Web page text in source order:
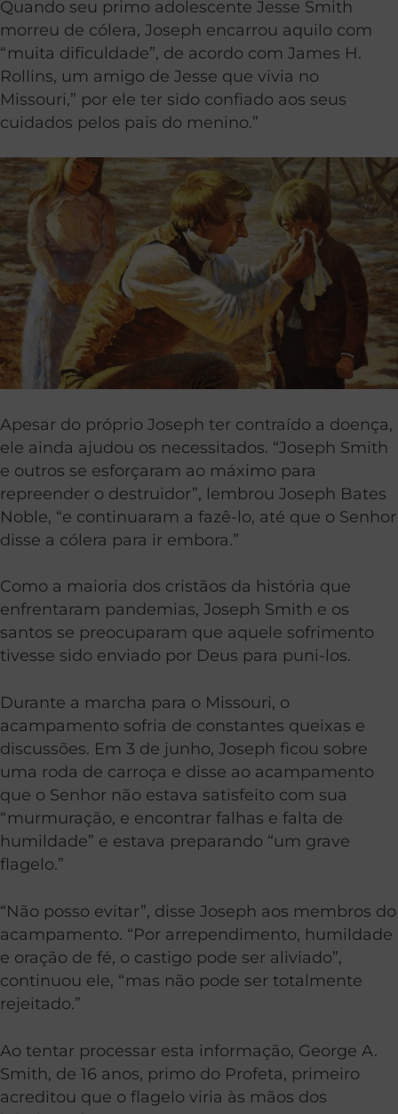
Quando seu primo adolescente Jesse Smith
morreu de cólera, Joseph encarrou aquilo com
“muita dificuldade”, de acordo com James H.
Rollins, um amigo de Jesse que vivia no
Missouri,” por ele ter sido confiado aos seus
cuidados pelos pais do menino.”
Apesar do próprio Joseph ter contraído a doença,
ele ainda ajudou os necessitados. “Joseph Smith
e outros se esforçaram ao máximo para
repreender o destruidor”, lembrou Joseph Bates
Noble, “e continuaram a fazê-lo, até que o Senhor
disse a cólera para ir embora.”
Como a maioria dos cristãos da história que
enfrentaram pandemias, Joseph Smith e os
santos se preocuparam que aquele sofrimento
tivesse sido enviado por Deus para puni-los.
Durante a marcha para o Missouri, o
acampamento sofria de constantes queixas e
discussões. Em 3 de junho, Joseph ficou sobre
uma roda de carroça e disse ao acampamento
que o Senhor não estava satisfeito com sua
“murmuração, e encontrar falhas e falta de
humildade” e estava preparando “um grave
flagelo.”
“Não posso evitar”, disse Joseph aos membros do
acampamento. “Por arrependimento, humildade
e oração de fé, o castigo pode ser aliviado”,
continuou ele, “mas não pode ser totalmente
rejeitado.”
Ao tentar processar esta informação, George A.
Smith, de 16 anos, primo do Profeta, primeiro
acreditou que o flagelo viria às mãos dos